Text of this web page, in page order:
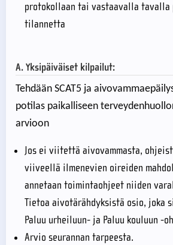
protokollaan tai vastaavalla tavalla
tilannetta
A. Yksipäiväiset kilpailut:
Tehdään SCAT5 ja
potilas paikalliseen
arvioon
Jos ei viitettä aivovammasta,
viiveellä ilmenevien oireiden
annetaan toimintaohjeet niiden
Tietoa aivotärähdyksistä osio, joka
Paluu urheiluun- ja Paluu kouluun -
Arvio seurannan tarpeesta.